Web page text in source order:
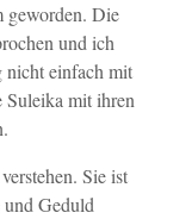
geworden. Die
und ich
nicht einfach mit
Suleika mit ihren
Sie ist
Geduld